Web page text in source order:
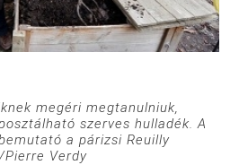
megéri megtanulniuk,
szerves hulladék. A
a párizsi Reuilly
Pierre Verdy